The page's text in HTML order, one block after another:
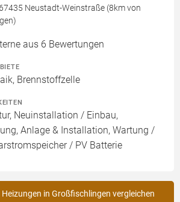
Neustadt-Weinstraße (8km von
aus 6 Bewertungen
Brennstoffzelle
Neuinstallation / Einbau,
Anlage & Installation, Wartung /
/ PV Batterie
in Großfischlingen vergleichen